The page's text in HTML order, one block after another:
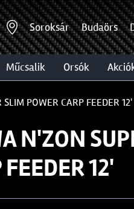
Soroksár Budaörs
műcsalik orsók
POWER CARP FEEDER 12'
N'ZON
FEEDER 12'